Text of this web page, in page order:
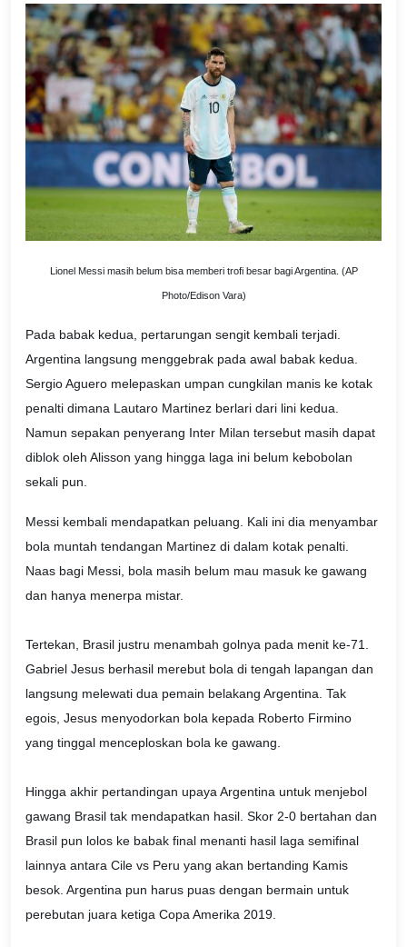
Lionel Messi masih belum bisa memberi trofi besar bagi Argentina. (AP
Photo/Edison Vara)
Pada babak kedua, pertarungan sengit kembali terjadi.
Argentina langsung menggebrak pada awal babak kedua.
Sergio Aguero melepaskan umpan cungkilan manis ke kotak
penalti dimana Lautaro Martinez berlari dari lini kedua.
Namun sepakan penyerang Inter Milan tersebut masih dapat
diblok oleh Alisson yang hingga laga ini belum kebobolan
sekali pun.
Messi kembali mendapatkan peluang. Kali ini dia menyambar
bola muntah tendangan Martinez di dalam kotak penalti.
Naas bagi Messi, bola masih belum mau masuk ke gawang
dan hanya menerpa mistar.
Tertekan, Brasil justru menambah golnya pada menit ke-71.
Gabriel Jesus berhasil merebut bola di tengah lapangan dan
langsung melewati dua pemain belakang Argentina. Tak
egois, Jesus menyodorkan bola kepada Roberto Firmino
yang tinggal menceploskan bola ke gawang.
Hingga akhir pertandingan upaya Argentina untuk menjebol
gawang Brasil tak mendapatkan hasil. Skor 2-0 bertahan dan
Brasil pun lolos ke babak final menanti hasil laga semifinal
lainnya antara Cile vs Peru yang akan bertanding Kamis
besok. Argentina pun harus puas dengan bermain untuk
perebutan juara ketiga Copa Amerika 2019.